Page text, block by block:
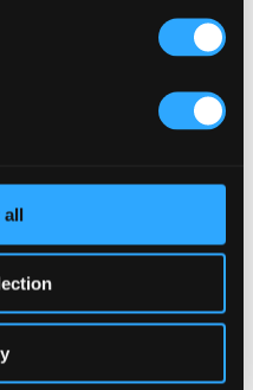
all
(2)
(28)
D'HÔTEL(14)
Pays-Bas